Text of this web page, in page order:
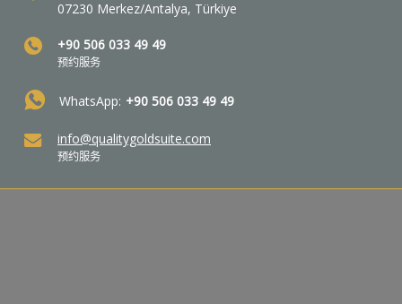
07230 Merkez/Antalya, Türkiye
+90 506 033 49 49
预约服务
WhatsApp: +90 506 033 49 49
info@qualitygoldsuite.com
预约服务